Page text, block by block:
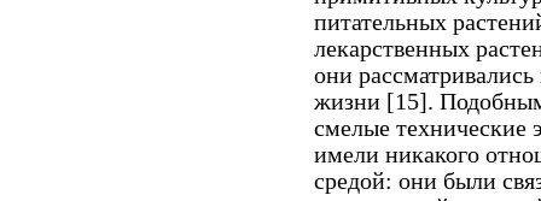
питательных
лекарственных
они
жизни [15].
смелые технические
имели никакого
средой: они были